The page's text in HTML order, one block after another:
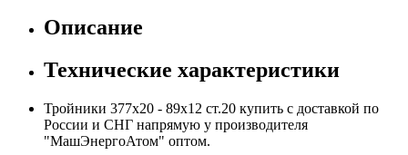
Описание
Технические характеристики
Тройники 377х20 - 89х12 ст.20 купить с доставкой по
России и СНГ напрямую у производителя
"МашЭнергоАтом" оптом.